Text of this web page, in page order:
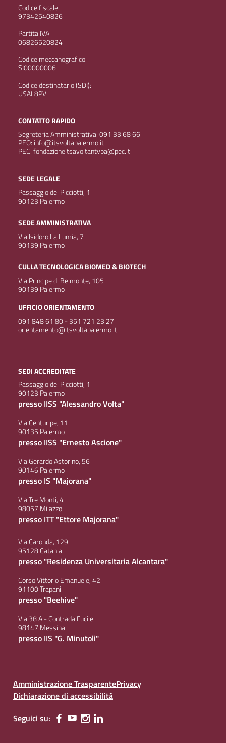
Codice fiscale
97342540826
Partita IVA
06826520824
Codice meccanografico:
SI00000006
Codice destinatario (SDI):
USAL8PV
CONTATTO RAPIDO
Segreteria Amministrativa: 091 33 68 66
PEO: info@itsvoltapalermo.it
PEC: fondazioneitsavoltantvpa@pec.it
SEDE LEGALE
Passaggio dei Picciotti, 1
90123 Palermo
SEDE AMMINISTRATIVA
Via Isidoro La Lumia, 7
90139 Palermo
CULLA TECNOLOGICA BIOMED & BIOTECH
Via Principe di Belmonte, 105
90139 Palermo
UFFICIO ORIENTAMENTO
091 848 61 80 - 351 721 23 27
orientamento@itsvoltapalermo.it
SEDI ACCREDITATE
Passaggio dei Picciotti, 1
90123 Palermo
presso IISS "Alessandro Volta"
Via Centuripe, 11
90135 Palermo
presso IISS "Ernesto Ascione"
Via Gerardo Astorino, 56
90146 Palermo
presso IS "Majorana"
Via Tre Monti, 4
98057 Milazzo
presso ITT "Ettore Majorana"
Via Caronda, 129
95128 Catania
presso "Residenza Universitaria Alcantara"
Corso Vittorio Emanuele, 42
91100 Trapani
presso "Beehive"
Via 38 A - Contrada Fucile
98147 Messina
presso IIS "G. Minutoli"
Amministrazione TrasparentePrivacy
Dichiarazione di accessibilità
Seguici su: